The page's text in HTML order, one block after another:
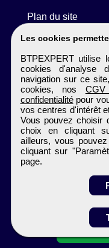
Les cookies
BTPEXPERT utilise
cookies d'analyse
navigation sur ce
cookies, nos
confidentialitépour
vos centres d'intérêt
Vous pouvez choisir
choix en cliquant
ailleurs, vous
cliquant sur
page.
Plan du site
Tous